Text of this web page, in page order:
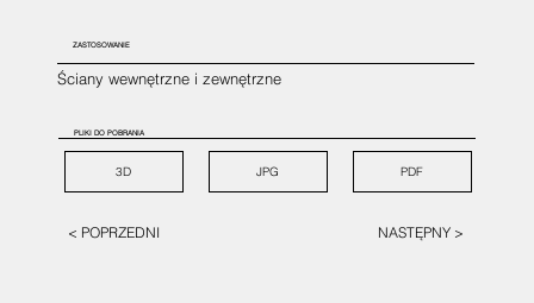
Ściany wewnętrzne i zewnętrzne
ZASTOSOWANIE
PLIKI DO POBRANIA
3D JPG PDF
< POPRZEDNI NASTĘPNY >